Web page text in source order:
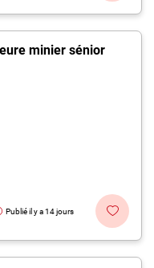
minier sénior
Publié il y a 14 jours